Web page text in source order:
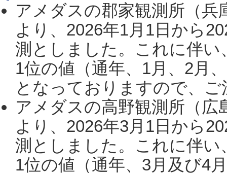
アメダスの郡家観測所（
より、2026年1月1日から
測としました。これに伴い
1位の値（通年、1月、2月
となっておりますので、
アメダスの高野観測所（
より、2026年3月1日から
測としました。これに伴い
1位の値（通年、3月及び4